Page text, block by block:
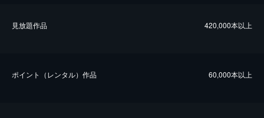
⾒放題作品 420,000本以上
ポイント（レンタル）作品 60,000本以上